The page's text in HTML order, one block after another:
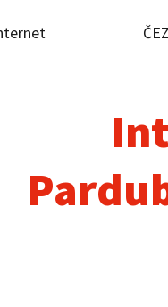
Internet
ČEZNET
Podpora